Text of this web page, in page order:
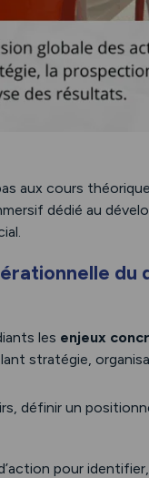
aux cours
dédié au
du
les enjeux
stratégie,
définir un
pour